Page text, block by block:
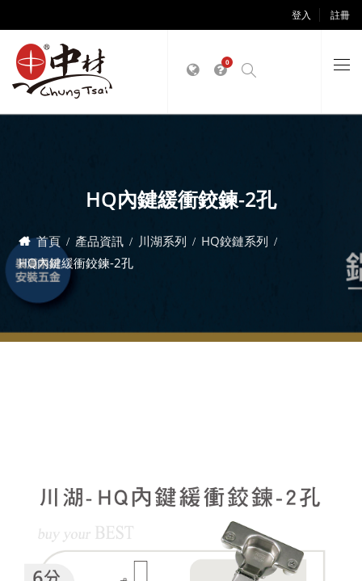
登入 註冊
0
HQ內鍵緩衝鉸鍊-2孔
首頁 產品資訊 川湖系列
HQ鉸鏈系列
HQ內鍵緩衝鉸鍊-2孔